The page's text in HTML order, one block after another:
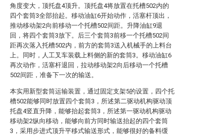
角度变大，顶托盘4顶升。顶托盘4将放置在托槽502内的
四个套筒3全部抬起。移动油缸6开始动作，活塞杆顶出，
推动移动架2向前移动一个托槽502间距。升降油缸9退
回，将四个套筒3放下。后三个套筒3前移一个托槽502间
距再次落入托槽502内，前方的套筒3送入机械手的上料台
上。同时，人工叉车装载上料侧的新的套筒3。移动油缸6
再次动作，活塞杆退回，拉动移动架2向后移动一个托槽
502间距，准备下一次的输送。
本实用新型套筒运输装置，通过固定支架5的设置，四个托
槽502能够同时放置四个套筒3，所述第二驱动机构驱动顶
托盘4竖直升降，能够抬起套筒3，所述第一驱动机构驱动
移动架2纵向移动，能够向前方同时输送抬起的四个套筒
3，采用步进式顶升平移式输送形式，能够很好的备料缓